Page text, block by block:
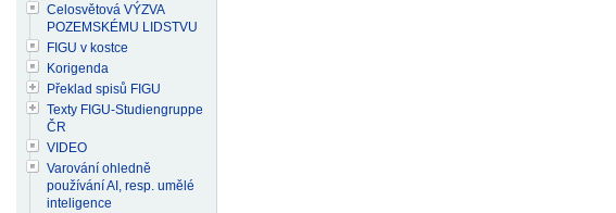
Celosvětová VÝZVA
POZEMSKÉMU LIDSTVU
FIGU v kostce
Korigenda
Překlad spisů FIGU
Texty FIGU-Studiengruppe
ČR
VIDEO
Varování ohledně
používání AI, resp. umělé
inteligence